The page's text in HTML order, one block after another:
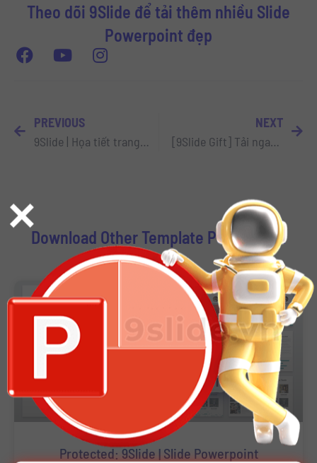
Theo dõi 9Slide để tải thêm nhiều Slide
Powerpoint đẹp
PREVIOUS
9Slide | Họa tiết trang trí Giáng Sinh trên Slide Powerpoint
NEXT
[9Slide Gift] Tải ngay 7 Fonts Neon dịp lễ hội dành cho Powerpoint
Download Other Template Powerpoint
Protected: 9Slide | Slide Powerpoint
×